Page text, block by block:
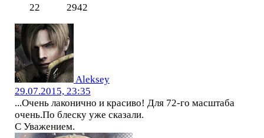
22
2942
Aleksey
29.07.2015, 23:35
...Очень лаконично и красиво! Для 72-го масштаба
очень.По блеску уже сказали.
С Уважением.